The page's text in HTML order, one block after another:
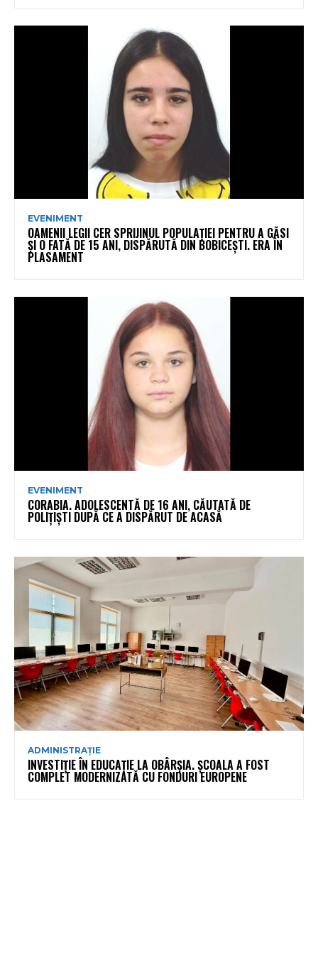
EVENIMENT
OAMENII LEGII CER SPRIJINUL POPULAȚIEI PENTRU A GĂSI
ȘI O FATĂ DE 15 ANI, DISPĂRUTĂ DIN BOBICEȘTI. ERA ÎN
PLASAMENT
EVENIMENT
CORABIA. ADOLESCENTĂ DE 16 ANI, CĂUTATĂ DE
POLIȚIȘTI DUPĂ CE A DISPĂRUT DE ACASĂ
ADMINISTRAȚIE
INVESTIȚIE ÎN EDUCAȚIE LA OBÂRȘIA. ȘCOALA A FOST
COMPLET MODERNIZATĂ CU FONDURI EUROPENE